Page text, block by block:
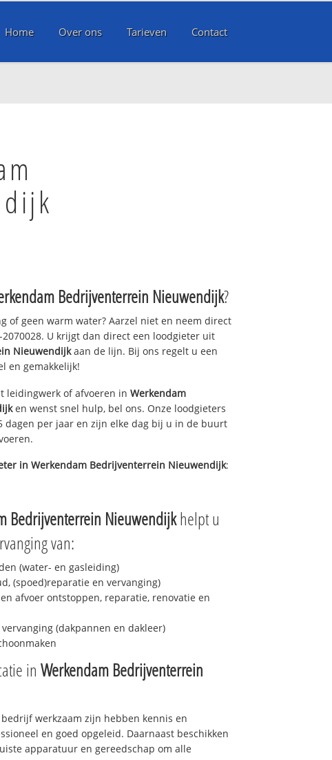
Home Over ons Tarieven Contact
Bedrijventerrein Nieuwendijk?
of geen warm water? Aarzel niet en neem direct
U krijgt dan direct een loodgieter uit
Nieuwendijkaan de lijn. Bij ons regelt u een
en gemakkelijk!
leidingwerk of afvoeren in Werkendam
en wenst snel hulp, bel ons. Onze loodgieters
dagen per jaar en zijn elke dag bij u in de buurt
in Werkendam Bedrijventerrein Nieuwendijk:
Bedrijventerrein Nieuwendijkhelpt u
van:
(water- en gasleiding)
(spoed)reparatie en vervanging)
afvoer ontstoppen, reparatie, renovatie en
(dakpannen en dakleer)
in Werkendam Bedrijventerrein
werkzaam zijn hebben kennis en
en goed opgeleid. Daarnaast beschikken
apparatuur en gereedschap om alle